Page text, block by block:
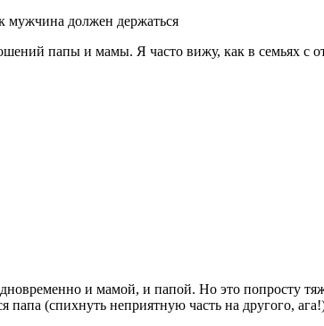
мужчина должен держаться
папы и мамы. Я часто вижу, как в семьях с
и мамой, и папой. Но это попросту
(спихнуть неприятную часть на другого,